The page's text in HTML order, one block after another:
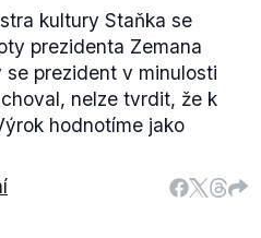
kultury Staňka se
prezidenta Zemana
prezident v minulosti
nelze tvrdit, že k
hodnotíme jako